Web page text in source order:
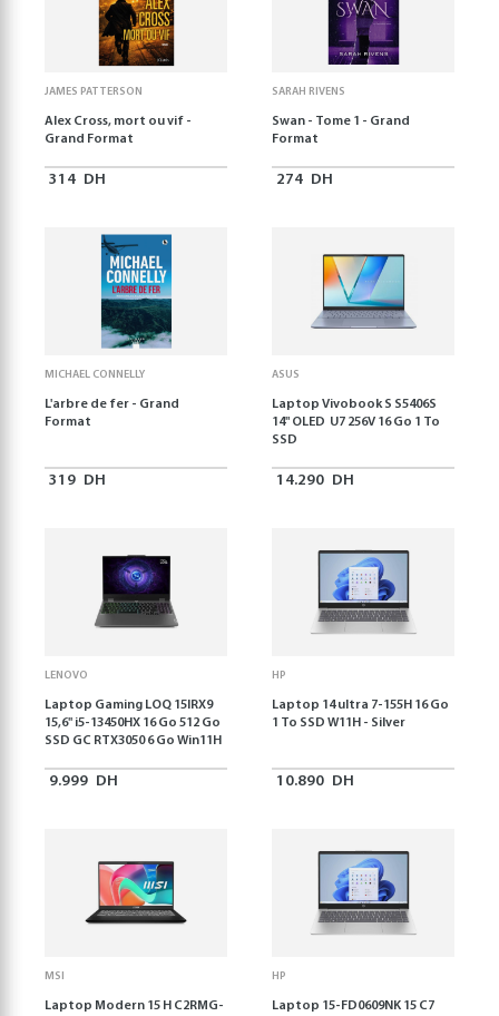
JAMES PATTERSON
Alex Cross, mort ou vif -
Grand Format
314 DH
SARAH RIVENS
Swan - Tome 1 - Grand
Format
274 DH
MICHAEL CONNELLY
L'arbre de fer - Grand
Format
319 DH
ASUS
Laptop Vivobook S S5406S
14" OLED U7 256V 16 Go 1 To
SSD
14.290 DH
LENOVO
Laptop Gaming LOQ 15IRX9
15,6'' i5-13450HX 16 Go 512 Go
SSD GC RTX3050 6 Go Win11H
9.999 DH
HP
Laptop 14 ultra 7-155H 16 Go
1 To SSD W11H - Silver
10.890 DH
MSI
Laptop Modern 15 H C2RMG-
HP
Laptop 15-FD0609NK 15 C7